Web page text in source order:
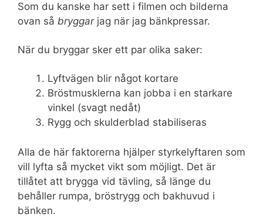
Som du kanske har sett i filmen och bilderna
ovan så bryggarjag när jag bänkpressar.
När du bryggar sker ett par olika saker:
Lyftvägen blir något kortare
Bröstmusklerna kan jobba i en starkare
vinkel (svagt nedåt)
Rygg och skulderblad stabiliseras
Alla de här faktorerna hjälper styrkelyftaren som
vill lyfta så mycket vikt som möjligt. Det är
tillåtet att brygga vid tävling, så länge du
behåller rumpa, bröstrygg och bakhuvud i
bänken.